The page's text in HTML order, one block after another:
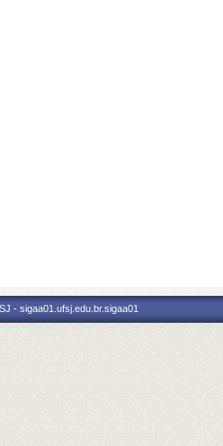
- sigaa01.ufsj.edu.br.sigaa01